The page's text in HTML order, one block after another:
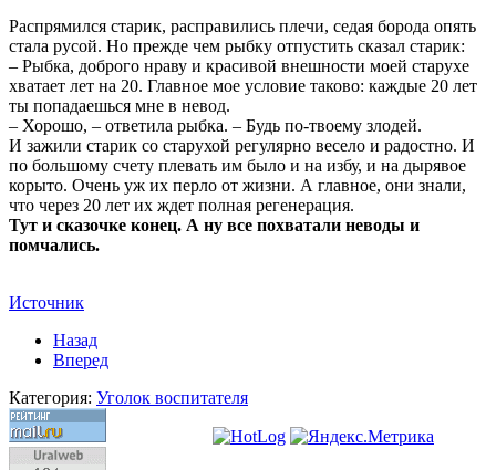
Распрямился старик, расправились плечи, седая борода опять
стала русой. Но прежде чем рыбку отпустить сказал старик:
– Рыбка, доброго нраву и красивой внешности моей старухе
хватает лет на 20. Главное мое условие таково: каждые 20 лет
ты попадаешься мне в невод.
– Хорошо, – ответила рыбка. – Будь по-твоему злодей.
И зажили старик со старухой регулярно весело и радостно. И
по большому счету плевать им было и на избу, и на дырявое
корыто. Очень уж их перло от жизни. А главное, они знали,
что через 20 лет их ждет полная регенерация.
Тут и сказочке конец. А ну все похватали неводы и
помчались.
Источник
Назад
Вперед
Категория: Уголок воспитателя